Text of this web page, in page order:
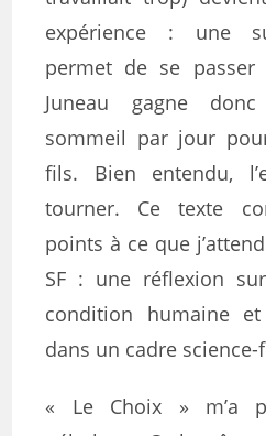
expérience : une
permet de se
Juneau gagne
sommeil par jour
fils. Bien entendu,
tourner. Ce texte
points à ce que
SF : une réflexion
condition humaine
dans un cadre
« Le Choix » m’a